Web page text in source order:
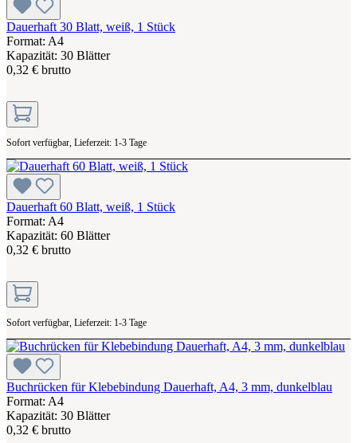
Dauerhaft 30 Blatt, weiß, 1 Stück
Format: A4
Kapazität: 30 Blätter
0,32 € brutto
Sofort verfügbar, Lieferzeit: 1-3 Tage
Dauerhaft 60 Blatt, weiß, 1 Stück
Format: A4
Kapazität: 60 Blätter
0,32 € brutto
Sofort verfügbar, Lieferzeit: 1-3 Tage
Buchrücken für Klebebindung Dauerhaft, A4, 3 mm, dunkelblau
Format: A4
Kapazität: 30 Blätter
0,32 € brutto